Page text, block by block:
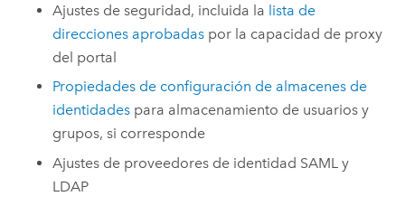
Ajustes de seguridad, incluida la lista de
direcciones aprobadas por la capacidad de proxy
del portal
Propiedades de configuración de almacenes de
identidades para almacenamiento de usuarios y
grupos, si corresponde
Ajustes de proveedores de identidad SAML y
LDAP